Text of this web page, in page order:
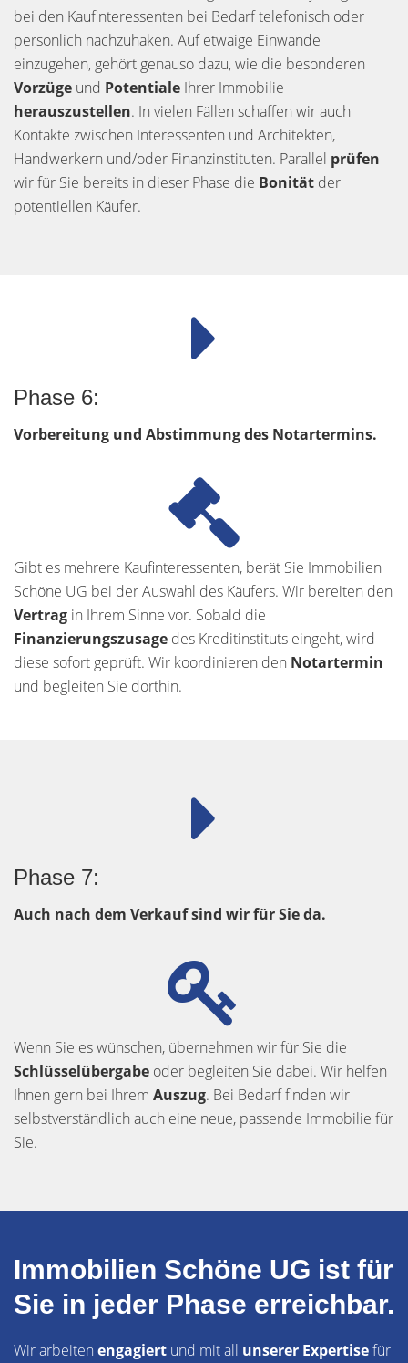
bei den Kaufinteressenten bei Bedarf telefonisch oder
persönlich nachzuhaken. Auf etwaige Einwände
einzugehen, gehört genauso dazu, wie die besonderen
Vorzüge und Potentiale Ihrer Immobilie
herauszustellen. In vielen Fällen schaffen wir auch
Kontakte zwischen Interessenten und Architekten,
Handwerkern und/oder Finanzinstituten. Parallel prüfen
wir für Sie bereits in dieser Phase die Bonität der
potentiellen Käufer.
Phase 6:
Vorbereitung und Abstimmung des Notartermins.
Gibt es mehrere Kaufinteressenten, berät Sie Immobilien
Schöne UG bei der Auswahl des Käufers. Wir bereiten den
Vertrag in Ihrem Sinne vor. Sobald die
Finanzierungszusage des Kreditinstituts eingeht, wird
diese sofort geprüft. Wir koordinieren den Notartermin
und begleiten Sie dorthin.
Phase 7:
Auch nach dem Verkauf sind wir für Sie da.
Wenn Sie es wünschen, übernehmen wir für Sie die
Schlüsselübergabe oder begleiten Sie dabei. Wir helfen
Ihnen gern bei Ihrem Auszug. Bei Bedarf finden wir
selbstverständlich auch eine neue, passende Immobilie für
Sie.
Immobilien Schöne UG ist für
Sie in jeder Phase erreichbar.
Wir arbeiten engagiert und mit all unserer Expertisefür